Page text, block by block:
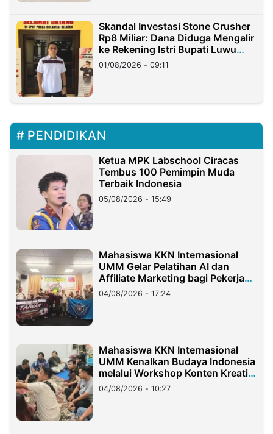
Skandal Investasi Stone Crusher
Rp8 Miliar: Dana Diduga Mengalir
ke Rekening Istri Bupati Luwu
Timur
01/08/2026 - 09:11
PENDIDIKAN
Ketua MPK Labschool Ciracas
Tembus 100 Pemimpin Muda
Terbaik Indonesia
05/08/2026 - 15:49
Mahasiswa KKN Internasional
UMM Gelar Pelatihan AI dan
Affiliate Marketing bagi Pekerja
Migran Indonesia di Taiwan
04/08/2026 - 17:24
Mahasiswa KKN Internasional
UMM Kenalkan Budaya Indonesia
melalui Workshop Konten Kreatif
di Taiwan
04/08/2026 - 10:27